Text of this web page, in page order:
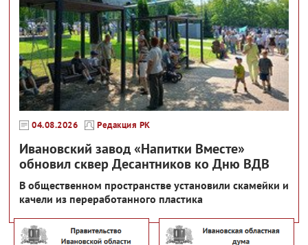
04.08.2026 Редакция РК
Ивановский завод «Напитки Вместе»
обновил сквер Десантников ко Дню ВДВ
В общественном пространстве установили скамейки и
качели из переработанного пластика